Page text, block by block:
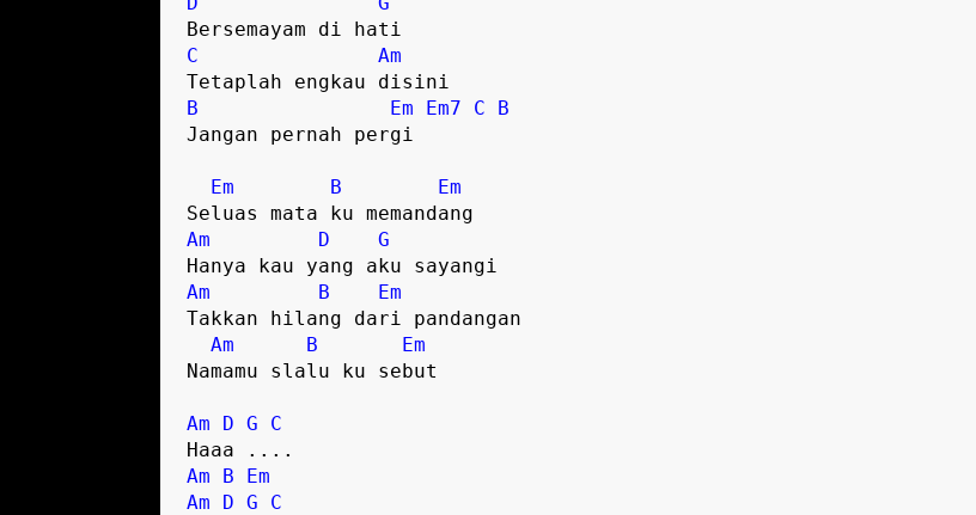
C
Am
B
Em Em7 C
B
Jangan pernah pergi
Em B
Em
Am
D
G
Am
B
Em
Takkan hilang dari pandangan
Am
B
Em
Namamu slalu ku sebut
Am D G
C
Am
B
Em
Am
D G
C